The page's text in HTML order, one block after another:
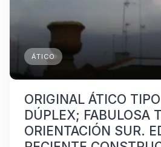
ÁTICO
ORIGINAL ÁTICO
DÚPLEX; FABULOSA
ORIENTACIÓN SUR.